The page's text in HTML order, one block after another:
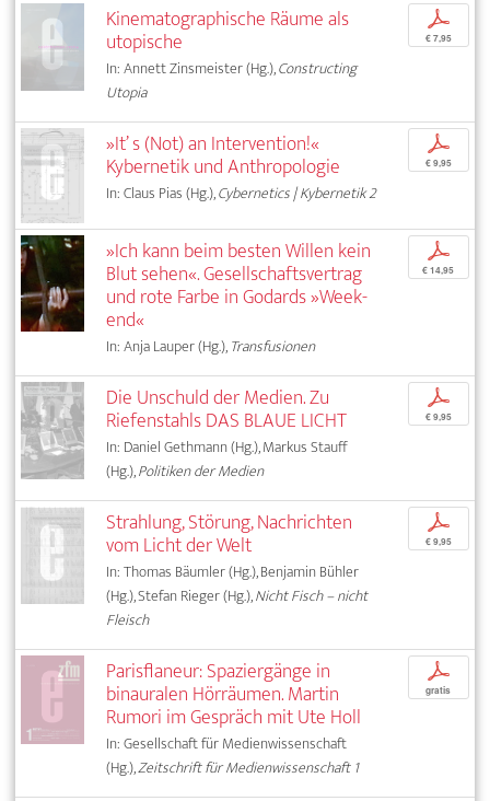
Kinematographische Räume als
utopische
In: Annett Zinsmeister (Hg.),Constructing
Utopia
p
€ 7,95
»It’ s (Not) an Intervention!«
Kybernetik und Anthropologie
In: Claus Pias (Hg.),Cybernetics | Kybernetik 2
p
€ 9,95
»Ich kann beim besten Willen kein
Blut sehen«. Gesellschaftsvertrag
und rote Farbe in Godards »Week-
end«
In: Anja Lauper (Hg.),Transfusionen
p
€ 14,95
Die Unschuld der Medien. Zu
Riefenstahls DAS BLAUE LICHT
In: Daniel Gethmann (Hg.), Markus Stauff
(Hg.),Politiken der Medien
p
€ 9,95
Strahlung, Störung, Nachrichten
vom Licht der Welt
In: Thomas Bäumler (Hg.), Benjamin Bühler
(Hg.), Stefan Rieger (Hg.),Nicht Fisch – nicht
Fleisch
p
€ 9,95
Parisflaneur: Spaziergänge in
binauralen Hörräumen. Martin
Rumori im Gespräch mit Ute Holl
In: Gesellschaft für Medienwissenschaft
(Hg.),Zeitschrift für Medienwissenschaft 1
p
gratis